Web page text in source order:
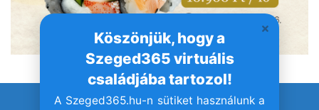
Köszönjük, hogy a
Szeged365 virtuális
családjába tartozol!
A Szeged365.hu-n sütiket használunk a